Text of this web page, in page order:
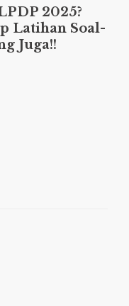
2025?
Latihan Soal-
Juga!!